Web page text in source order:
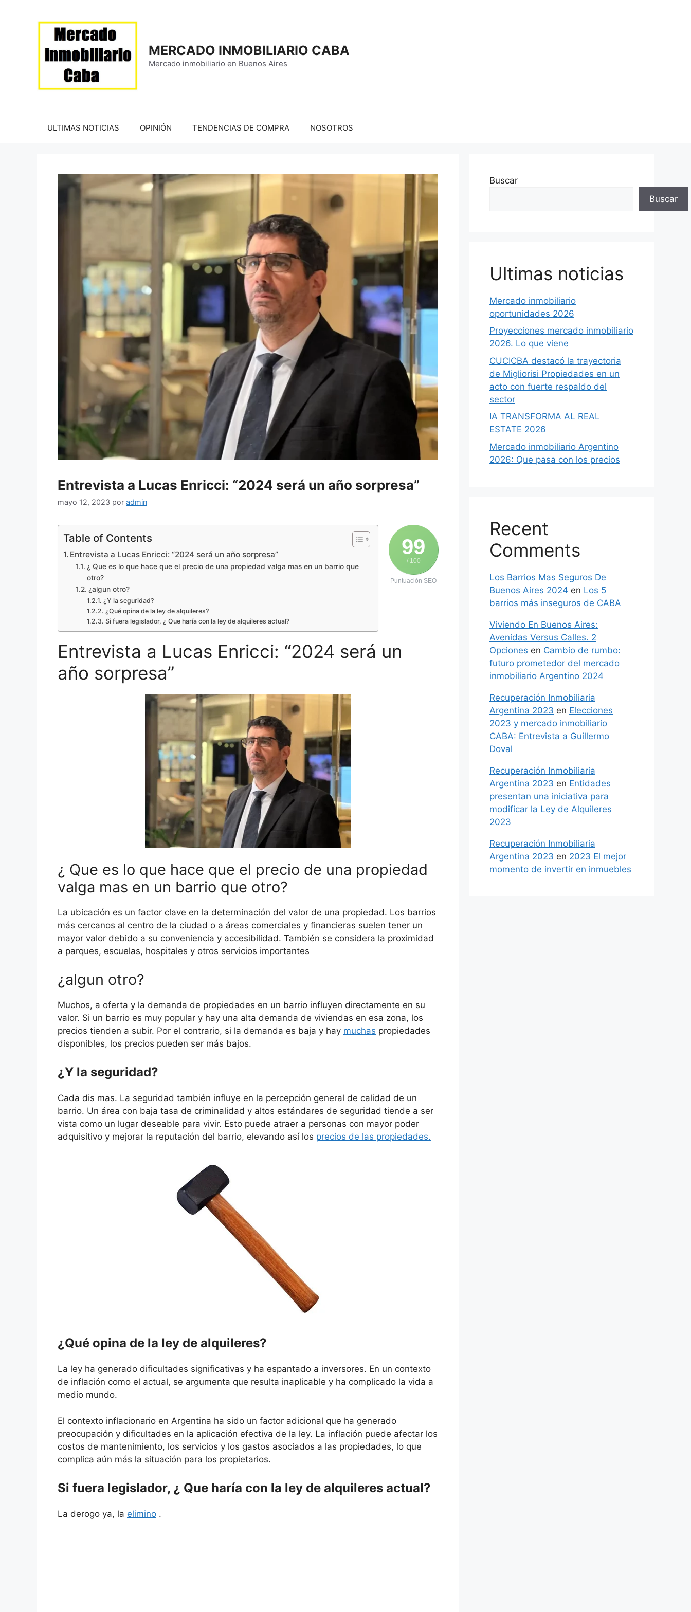
MERCADO INMOBILIARIO CABA
Mercado inmobiliario en Buenos Aires
ULTIMAS NOTICIAS OPINIÓN TENDENCIAS DE COMPRA NOSOTROS
Entrevista a Lucas Enricci: “2024 será un año sorpresa”
mayo 12, 2023 por admin
99
/ 100
Puntuación SEO
Table of Contents
Entrevista a Lucas Enricci: “2024 será un año sorpresa”
¿ Que es lo que hace que el precio de una propiedad valga mas en un barrio que
otro?
¿algun otro?
¿Y la seguridad?
¿Qué opina de la ley de alquileres?
Si fuera legislador, ¿ Que haría con la ley de alquileres actual?
Entrevista a Lucas Enricci: “2024 será un
año sorpresa”
¿ Que es lo que hace que el precio de una propiedad
valga mas en un barrio que otro?
La ubicación es un factor clave en la determinación del valor de una propiedad. Los barrios
más cercanos al centro de la ciudad o a áreas comerciales y financieras suelen tener un
mayor valor debido a su conveniencia y accesibilidad. También se considera la proximidad
a parques, escuelas, hospitales y otros servicios importantes
¿algun otro?
Muchos, a oferta y la demanda de propiedades en un barrio influyen directamente en su
valor. Si un barrio es muy popular y hay una alta demanda de viviendas en esa zona, los
precios tienden a subir. Por el contrario, si la demanda es baja y hay muchas propiedades
disponibles, los precios pueden ser más bajos.
¿Y la seguridad?
Cada dis mas. La seguridad también influye en la percepción general de calidad de un
barrio. Un área con baja tasa de criminalidad y altos estándares de seguridad tiende a ser
vista como un lugar deseable para vivir. Esto puede atraer a personas con mayor poder
adquisitivo y mejorar la reputación del barrio, elevando así los precios de las propiedades.
¿Qué opina de la ley de alquileres?
La ley ha generado dificultades significativas y ha espantado a inversores. En un contexto
de inflación como el actual, se argumenta que resulta inaplicable y ha complicado la vida a
medio mundo.
El contexto inflacionario en Argentina ha sido un factor adicional que ha generado
preocupación y dificultades en la aplicación efectiva de la ley. La inflación puede afectar los
costos de mantenimiento, los servicios y los gastos asociados a las propiedades, lo que
complica aún más la situación para los propietarios.
Si fuera legislador, ¿ Que haría con la ley de alquileres actual?
La derogo ya, la elimino .
Buscar
Buscar
Ultimas noticias
Mercado inmobiliario
oportunidades 2026
Proyecciones mercado inmobiliario
2026. Lo que viene
CUCICBA destacó la trayectoria
de Migliorisi Propiedades en un
acto con fuerte respaldo del
sector
IA TRANSFORMA AL REAL
ESTATE 2026
Mercado inmobiliario Argentino
2026: Que pasa con los precios
Recent
Comments
Los Barrios Mas Seguros De
Buenos Aires 2024 en Los 5
barrios más inseguros de CABA
Viviendo En Buenos Aires:
Avenidas Versus Calles. 2
Opciones en Cambio de rumbo:
futuro prometedor del mercado
inmobiliario Argentino 2024
Recuperación Inmobiliaria
Argentina 2023 en Elecciones
2023 y mercado inmobiliario
CABA: Entrevista a Guillermo
Doval
Recuperación Inmobiliaria
Argentina 2023 en Entidades
presentan una iniciativa para
modificar la Ley de Alquileres
2023
Recuperación Inmobiliaria
Argentina 2023 en 2023 El mejor
momento de invertir en inmuebles